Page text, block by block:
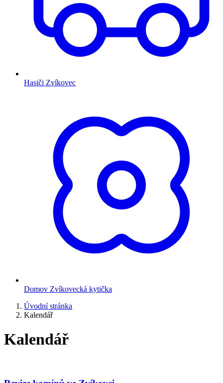
Hasiči Zvíkovec
Domov Zvíkovecká kytička
Úvodní stránka
Kalendář
Kalendář